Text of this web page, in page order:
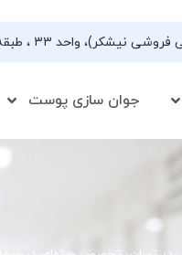
جوان سازی پوست